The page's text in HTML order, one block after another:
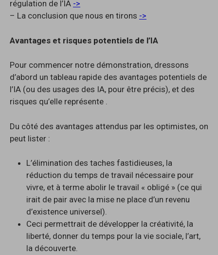
régulation de l’IA ->
– La conclusion que nous en tirons ->
Avantages et risques potentiels de l’IA
Pour commencer notre démonstration, dressons
d’abord un tableau rapide des avantages potentiels de
l’IA (ou des usages des IA, pour être précis), et des
risques qu’elle représente .
Du côté des avantages attendus par les optimistes, on
peut lister :
L’élimination des taches fastidieuses, la
réduction du temps de travail nécessaire pour
vivre, et à terme abolir le travail « obligé » (ce qui
irait de pair avec la mise ne place d’un revenu
d’existence universel).
Ceci permettrait de développer la créativité, la
liberté, donner du temps pour la vie sociale, l’art,
la découverte.